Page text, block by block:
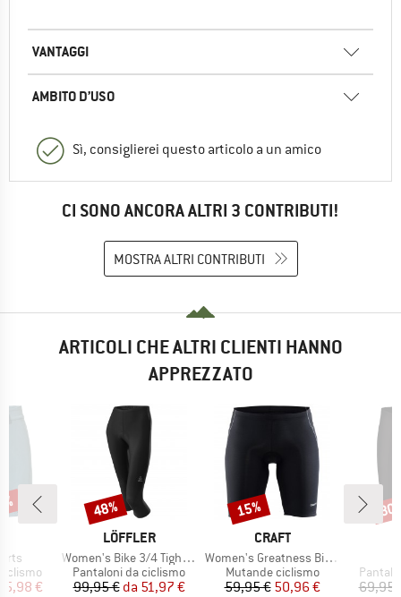
VANTAGGI
AMBITO D’USO
Sì, consiglierei questo articolo a un amico
CI SONO ANCORA ALTRI 3 CONTRIBUTI!
MOSTRA ALTRI CONTRIBUTI
ARTICOLI CHE ALTRI CLIENTI HANNO
APPREZZATO
ridotto
€
MARCHIO
LÖFFLER
Articolo
Women's Bike 3/4 Tights Basic
Gruppo di prodotti
Pantaloni da ciclismo
Prezzo
99,95 € Prezzo ridotto
da 51,97 €
Sconto
48%
MARCHIO
CRAFT
Articolo
Women's Greatness Bike Shorts
Gruppo di prodotti
Mutande ciclismo
Prezzo
59,95 €Prezzo ridotto
50,96 €
Sconto
15%
69,95